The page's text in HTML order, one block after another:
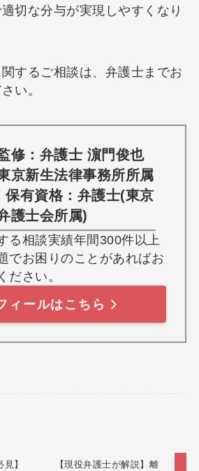
切な分与が実現しやすくなり
するご相談は、弁護士までお
い。
修：弁護士 濵門俊也
京新生法律事務所所属
保有資格：弁護士(東京
護士会所属)
る相談実績年間300件以上
でお困りのことがあればお
ださい。
ィールはこちら
】
【現役弁護士が解説】離